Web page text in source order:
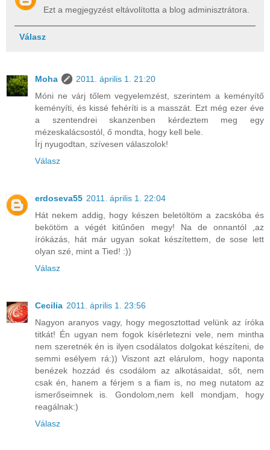
Ezt a megjegyzést eltávolította a blog adminisztrátora.
Válasz
Moha
2011. április 1. 21:20
Móni ne várj tőlem vegyelemzést, szerintem a keményítő
keményíti, és kissé fehéríti is a masszát. Ezt még ezer éve
a szentendrei skanzenben kérdeztem meg egy
mézeskalácsostól, ő mondta, hogy kell bele.
Írj nyugodtan, szívesen válaszolok!
Válasz
erdoseva55 2011. április 1. 22:04
Hát nekem addig, hogy készen beletöltöm a zacskóba és
bekötöm a végét kitűnően megy! Na de onnantól ,az
írókázás, hát már ugyan sokat készítettem, de sose lett
olyan szé, mint a Tied! :))
Válasz
Cecilia 2011. április 1. 23:56
Nagyon aranyos vagy, hogy megosztottad velünk az íróka
titkát! Én ugyan nem fogok kísérletezni vele, nem mintha
nem szeretnék én is ilyen csodálatos dolgokat készíteni, de
semmi esélyem rá:)) Viszont azt elárulom, hogy naponta
benézek hozzád és csodálom az alkotásaidat, sőt, nem
csak én, hanem a férjem s a fiam is, no meg nutatom az
ismerőseimnek is. Gondolom,nem kell mondjam, hogy
reagálnak:)
Válasz